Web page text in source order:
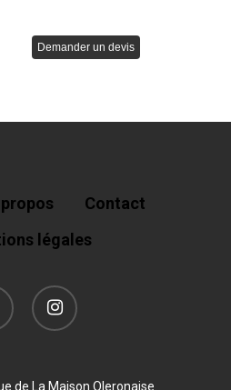
Demander un devis
Contact
légales
instagram
de La Maison Oleronaise.